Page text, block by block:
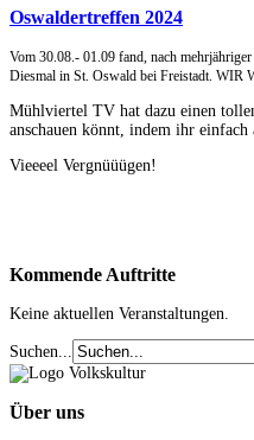
Oswaldertreffen 2024
Vom 30.08.- 01.09 fand, nach
Diesmal in St. Oswald bei Freistadt.
Mühlviertel TV hat dazu einen
anschauen könnt, indem ihr
Vieeeel Vergnüüügen!
Kommende Auftritte
Keine aktuellen Veranstaltungen.
Suchen...
Über uns